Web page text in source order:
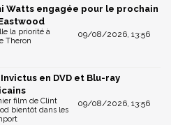
Watts engagée pour le prochain
09/08/2026, 13:56
la priorité à
Theron
Invictus en DVD et Blu-ray
09/08/2026, 13:56
film de Clint
bientôt dans les